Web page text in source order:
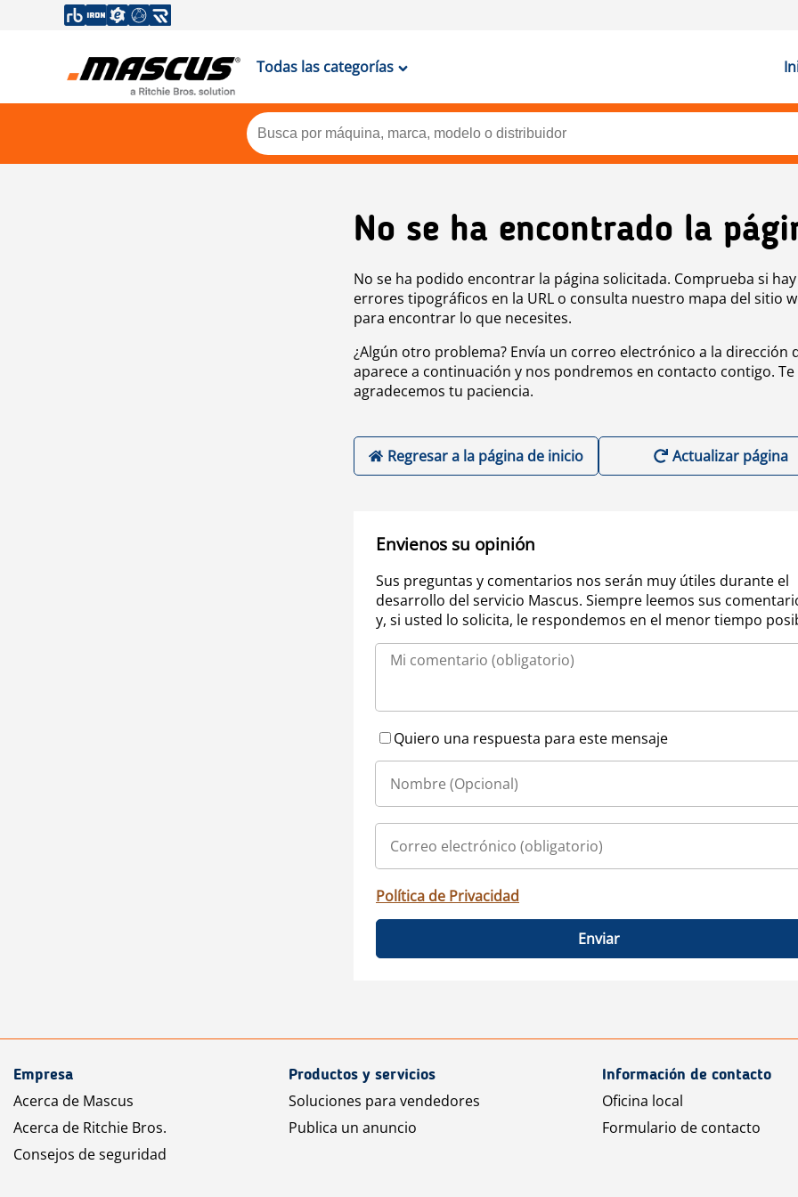
Todas las categorías
No se ha encontrado la
No se ha podido encontrar la página solicitada. Comprueba si hay
errores tipográficos en la URL o consulta nuestro mapa del sitio
para encontrar lo que necesites.
¿Algún otro problema? Envía un correo electrónico a la dirección
aparece a continuación y nos pondremos en contacto contigo. Te
agradecemos tu paciencia.
Regresar a la página de inicio Actualizar página
Envienos su opinión
Sus preguntas y comentarios nos serán muy útiles durante el
desarrollo del servicio Mascus. Siempre leemos sus
y, si usted lo solicita, le respondemos en el menor tiempo
Quiero una respuesta para este mensaje
Política de Privacidad
Enviar
Empresa
Acerca de Mascus
Acerca de Ritchie Bros.
Consejos de seguridad
Productos y servicios
Soluciones para vendedores
Publica un anuncio
Información de contacto
Oficina local
Formulario de contacto